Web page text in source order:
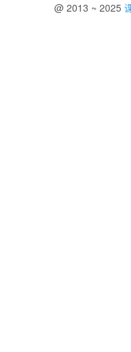
@ 2013 ~ 2025